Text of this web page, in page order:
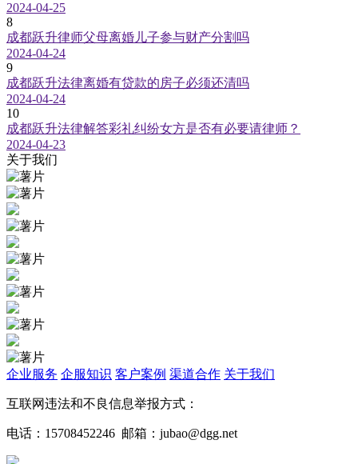
2024-04-25
8
成都跃升律师父母离婚儿子参与财产分割吗
2024-04-24
9
成都跃升法律离婚有贷款的房子必须还清吗
2024-04-24
10
成都跃升法律解答彩礼纠纷女方是否有必要请律师？
2024-04-23
关于我们
企业服务 企服知识 客户案例 渠道合作 关于我们
互联网违法和不良信息举报方式：
电话：15708452246 邮箱：jubao@dgg.net